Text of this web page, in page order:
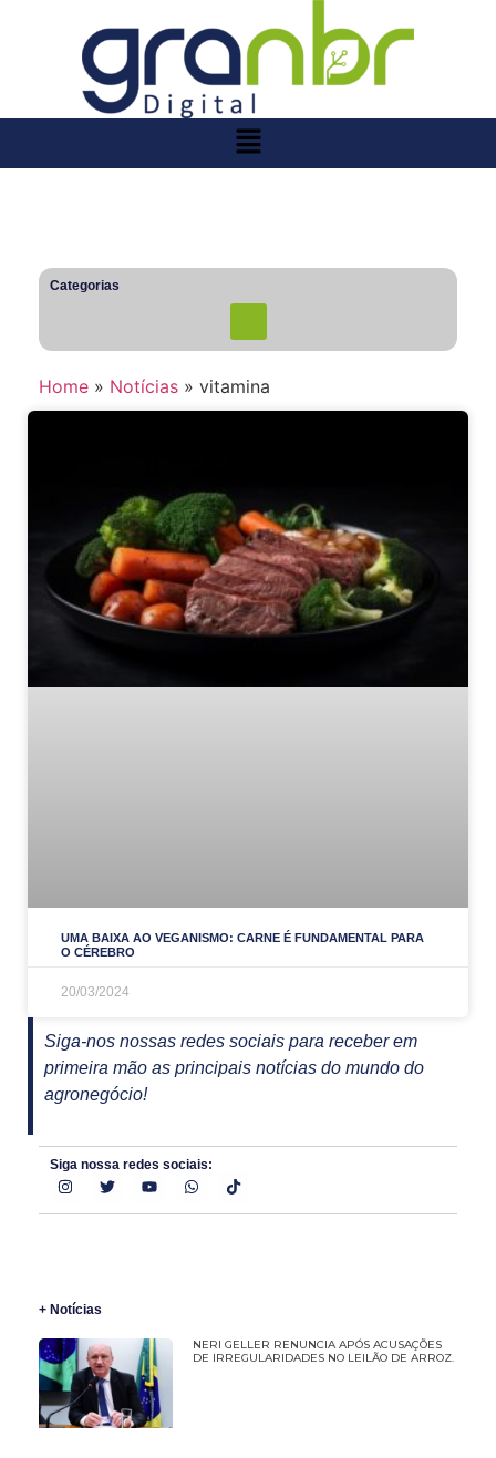
Home » Notícias » vitamina
UMA BAIXA AO VEGANISMO: CARNE É FUNDAMENTAL PARA
O CÉREBRO
20/03/2024
Siga-nos nossas redes sociais para receber em
primeira mão as principais notícias do mundo do
agronegócio!
Siga nossa redes sociais:
+ Notícias
NERI GELLER RENUNCIA APÓS ACUSAÇÕES
DE IRREGULARIDADES NO LEILÃO DE ARROZ.
Categorias